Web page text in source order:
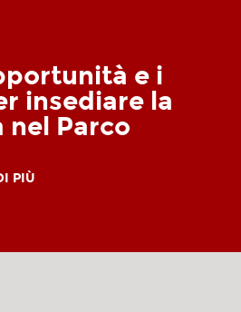
e i
insediare la
nel Parco
PIÙ